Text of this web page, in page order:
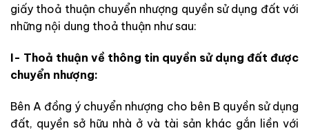
giấy thoả thuận chuyển nhượng quyền sử dụng đất với
những nội dung thoả thuận như sau:
I- Thoả thuận về thông tin quyền sử dụng đất được
chuyển nhượng:
Bên A đồng ý chuyển nhượng cho bên B quyền sử dụng
đất, quyền sở hữu nhà ở và tài sản khác gắn liền với